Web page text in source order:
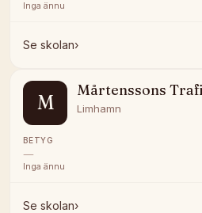
Inga ännu
Se skolan›
M
Mårtenssons
Limhamn
BETYG
—
Inga ännu
Se skolan›